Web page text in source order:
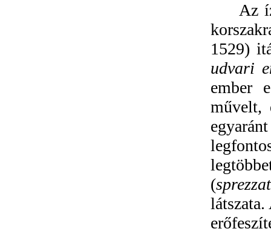
Az
1529)
udvari
ember
művelt,
(
látszata.